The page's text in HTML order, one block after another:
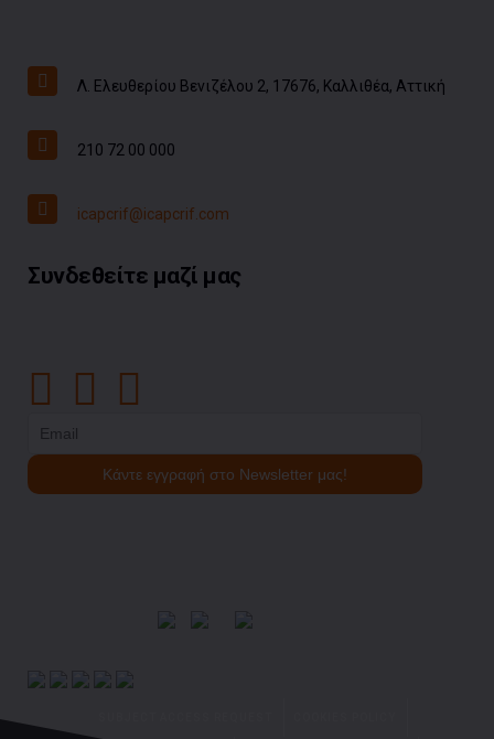
Λ. Ελευθερίου Βενιζέλου 2, 17676, Καλλιθέα, Αττική
210 72 00 000
icapcrif@icapcrif.com
Συνδεθείτε μαζί μας